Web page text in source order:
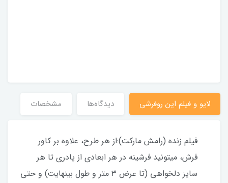
لایو و فیلم این روفرشی دیدگاه‌ها مشخصات
فیلم زنده (رامش مارکت):از هر طرح، علاوه بر کاور
فرش، میتونید فرشینه در هر ابعادی از پادری تا هر
سایز دلخواهی (تا عرض ۳ متر و طول بینهایت) و حتی